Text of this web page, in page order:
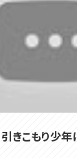
ますが限定配信も
･･････････････
引きこもり少